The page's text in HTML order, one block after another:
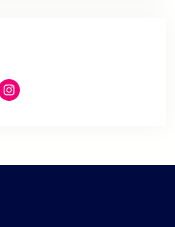
Instagram